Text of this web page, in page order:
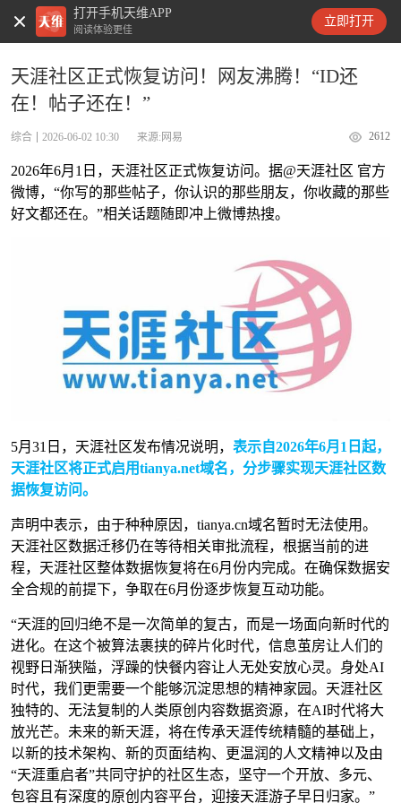
打开手机天维APP
阅读体验更佳
立即打开
天维新闻
天涯社区正式恢复访问！网友沸腾！“ID还
在！帖子还在！”
综合 2026-06-02 10:30 来源:网易 2612
2026年6月1日，天涯社区正式恢复访问。据@天涯社区 官方
微博，“你写的那些帖子，你认识的那些朋友，你收藏的那些
好文都还在。”相关话题随即冲上微博热搜。
5月31日，天涯社区发布情况说明， 表示自2026年6月1日起，
天涯社区将正式启用tianya.net域名，分步骤实现天涯社区数
据恢复访问。
声明中表示，由于种种原因，tianya.cn域名暂时无法使用。
天涯社区数据迁移仍在等待相关审批流程，根据当前的进
程，天涯社区整体数据恢复将在6月份内完成。在确保数据安
全合规的前提下，争取在6月份逐步恢复互动功能。
“天涯的回归绝不是一次简单的复古，而是一场面向新时代的
进化。在这个被算法裹挟的碎片化时代，信息茧房让人们的
视野日渐狭隘，浮躁的快餐内容让人无处安放心灵。身处AI
时代，我们更需要一个能够沉淀思想的精神家园。天涯社区
独特的、无法复制的人类原创内容数据资源，在AI时代将大
放光芒。未来的新天涯，将在传承天涯传统精髓的基础上，
以新的技术架构、新的页面结构、更温润的人文精神以及由
“天涯重启者”共同守护的社区生态，坚守一个开放、多元、
包容且有深度的原创内容平台，迎接天涯游子早日归家。”